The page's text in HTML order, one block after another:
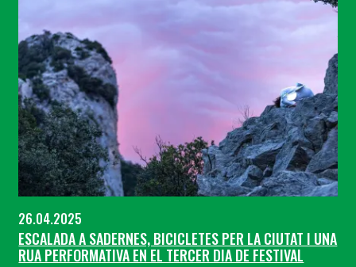
26.04.2025
ESCALADA A SADERNES, BICICLETES PER LA CIUTAT I UNA
RUA PERFORMATIVA EN EL TERCER DIA DE FESTIVAL